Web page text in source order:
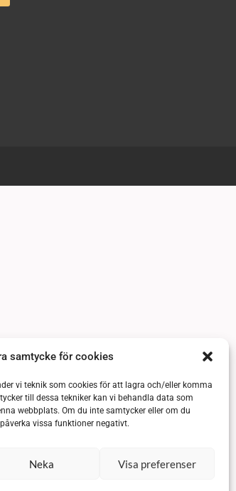
samtycke för cookies
vi teknik som cookies för att lagra och/eller komma
till dessa tekniker kan vi behandla data som
webbplats. Om du inte samtycker eller om du
vissa funktioner negativt.
Neka Visa preferenser